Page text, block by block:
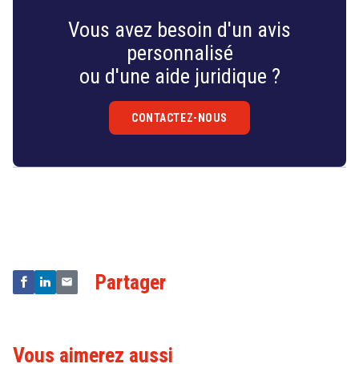
Vous avez besoin d'un avis
personnalisé
ou d'une aide juridique ?
CONTACTEZ-NOUS
Partager
Vous aimerez aussi